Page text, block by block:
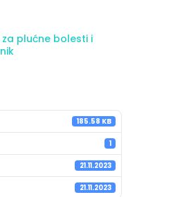
za plućne bolesti i
185.58 KB
1
21.11.2023
21.11.2023